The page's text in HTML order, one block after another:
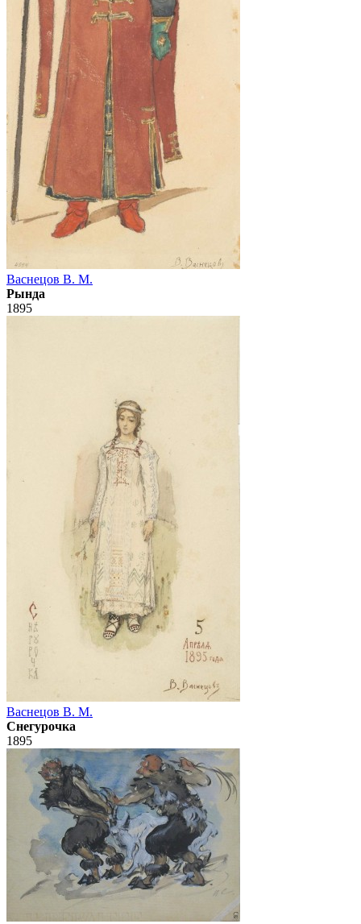
Васнецов В. М.
Рында
1895
Васнецов В. М.
Снегурочка
1895